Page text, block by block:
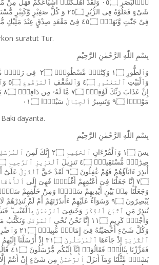
بِۢالْبَصَرِ ٠٥۝ وَلَقَدْ اَهْلَـكْنَاۤ اَشْيَاعَكُمْ فَهَلْ مِنْ
شَىْءٍ فَعَلُوْهُ فِى الزُّبُرِ ٢٥۝ وَ كُلُّ صَغِيْرٍ وَّكَبِيْرٍ
فِىْ جَنّٰتٍ وَّنَهَرٍۙ ٤٥۝ فِىْ مَقْعَدِ صِدْقٍ عِنْدَ مَلِيْكٍ
suratut Tur.
بِسْمِ اللّٰهِ الرَّحْمٰنِ الرَّحِيْمِ
وَٱلطُّورِ ١۝ وَكِتَٰبٍۢ مَّسْطُورٍۢ ٢۝ فِى رَقٍّۢ
وَٱلْبَيْتِ ٱلْمَعْمُورِ ٤۝ وَٱلسَّقْفِ ٱلْمَرْفُوعِ ٥۝
إِنَّ عَذَابَ رَبِّكَ لَوَٰقِعٌۭ ٧۝ مَّا لَهُۥ مِن دَافِعٍۢ ٨۝
مَوْرًۭا
٩۝ وَتَسِيرُ ٱلْجِبَالُ سَيْرًۭا ٠١۝
ɗayanta.
بِسْمِ اللّٰهِ الرَّحْمٰنِ الرَّحِيْمِ
يسٓ ١۝ وَٱلْقُرْءَانِ ٱلْحَكِيمِ ٢۝ إِنَّكَ لَمِنَ
صِرَٰطٍۢ مُّسْتَقِيمٍۢ ٤۝ تَنزِيلَ ٱلْعَزِيزِ ٱلرَّحِيمِ
أُنذِرَ ءَابَآؤُهُمْ فَهُمْ غَٰفِلُونَ ٦۝ لَقَدْ حَقَّ ٱلْقَوْلُ عَلَىٰٓ
٧۝ إِنَّا جَعَلْنَا فِىٓ أَعْنَٰقِهِمْ أَغْلَٰلًۭا فَهِىَ إِلَى
وَجَعَلْنَا مِنۢ بَيْنِ أَيْدِيهِمْ سَدًّۭا وَمِنْ خَلْفِهِمْ
يُبْصِرُونَ ٩۝ وَسَوَآءٌ عَلَيْهِمْ ءَأَنذَرْتَهُمْ أَمْ لَمْ تُنذِرْهُمْ لَا
تُنذِرُ مَنِ ٱتَّبَعَ ٱلذِّكْرَ وَخَشِىَ ٱلرَّحْمَٰنَ بِٱلْغَيْبِ
وَأَجْرٍۢ كَرِيمٍ ١١۝ إِنَّا نَحْنُ نُحْىِ ٱلْمَوْتَىٰ وَنَكْتُبُ
وَكُلَّ شَىْءٍ أَحْصَيْنَٰهُ فِىٓ إِمَامٍۢ مُّبِينٍۢ ٢١۝
ٱلْقَرْيَةِ
إِذْ جَآءَهَا ٱلْمُرْسَلُونَ ٣١۝ إِذْ أَرْسَلْنَآ إِلَيْهِمُ
فَعَزَّزْنَا بِثَالِثٍۢ فَقَالُوٓا۟ إِنَّآ إِلَيْكُم مُّرْسَلُونَ ٤١۝
بَشَرٌۭ مِّثْلُنَا وَمَآ أَنزَلَ ٱلرَّحْمَٰنُ مِن شَىْءٍ إِنْ أَنتُمْ إِلَّا